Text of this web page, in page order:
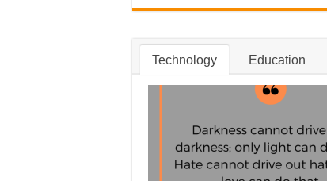
Technology Education